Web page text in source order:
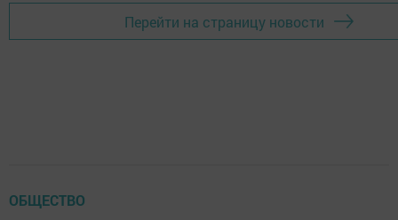
Перейти на страницу новости
ОБЩЕСТВО